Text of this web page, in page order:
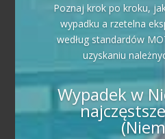
Poznaj krok po kroku,
wypadku a rzetelna
według standardów
uzyskaniu
Wypadek w